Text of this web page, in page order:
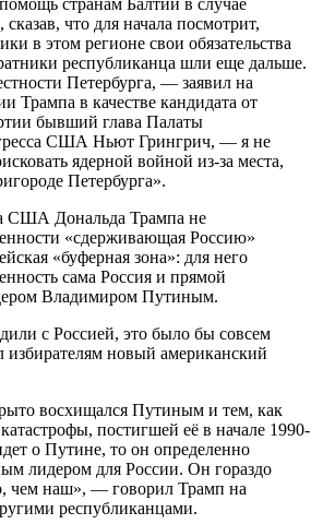
что для начала посмотрит,
в этом регионе свои обязательства
республиканца шли еще дальше.
Петербурга, — заявил на
Трампа в качестве кандидата от
бывший глава Палаты
США Ньют Грингрич, — я не
ядерной войной из-за места,
Петербурга».
США Дональда Трампа не
«сдерживающая Россию»
«буферная зона»: для него
сама Россия и прямой
Владимиром Путиным.
с Россией, это было бы совсем
новый американский
восхищался Путиным и тем, как
постигшей её в начале 1990-
о Путине, то он определенно
лидером для России. Он гораздо
чем наш», — говорил Трамп на
республиканцами.